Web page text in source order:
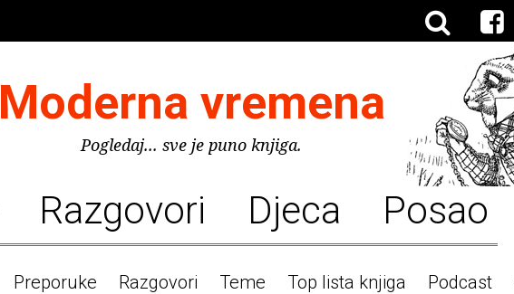
Moderna vremena
Pogledaj... sve je puno knjiga.
Razgovori Djeca Posao
Preporuke Razgovori Teme Top lista knjiga Podcast